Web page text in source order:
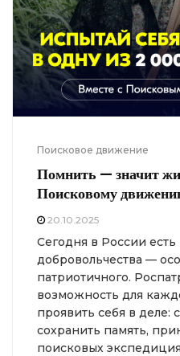
Поисковое движение
Помнить — значит
Поисковому
20.10.2025
Сегодня в России
добровольчества —
патриотичного.
возможность для
проявить себя в деле:
сохранить память,
поисковых